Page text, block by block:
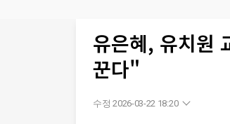
유은혜, 유치원
꾼다"
수정 2026-03-22 18:20